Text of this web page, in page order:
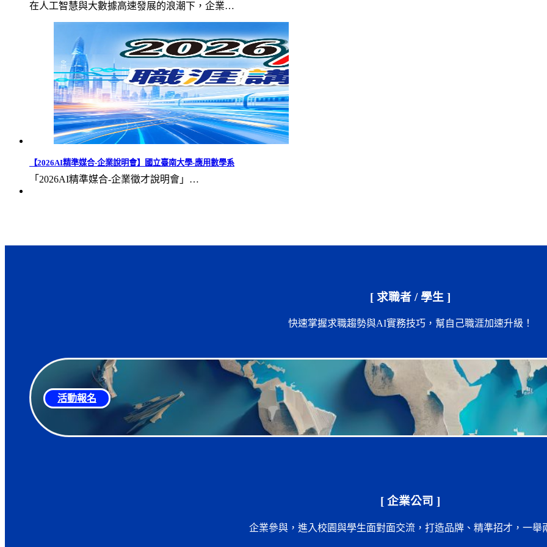
在人工智慧與大數據高速發展的浪潮下，企業…
【2026AI精準媒合-企業說明會】國立臺南大學-應用數學系
「2026AI精準媒合-企業徵才說明會」…
[ 求職者 / 學生 ]
快速掌握求職趨勢與AI實務技巧，幫自己職涯加速升級！
活動報名
[ 企業公司 ]
企業參與，進入校園與學生面對面交流，打造品牌、精準招才，一舉